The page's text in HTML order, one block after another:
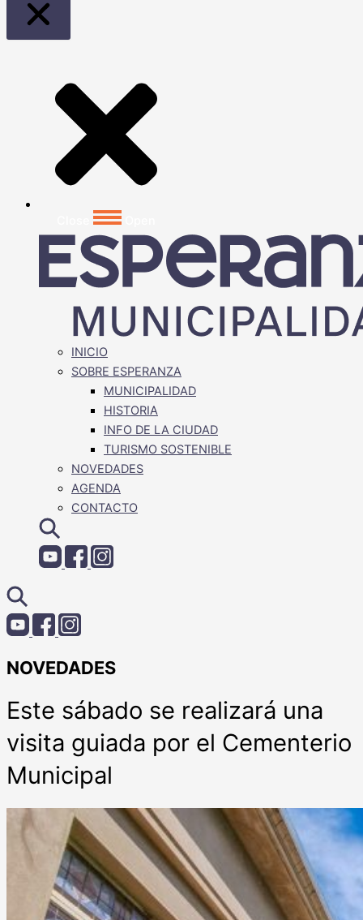
INICIO
SOBRE ESPERANZA
MUNICIPALIDAD
HISTORIA
INFO DE LA CIUDAD
TURISMO SOSTENIBLE
NOVEDADES
AGENDA
CONTACTO
NOVEDADES
Este sábado se realizará una
visita guiada por el Cementerio
Municipal